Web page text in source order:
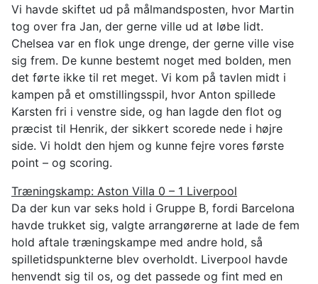
Vi havde skiftet ud på målmandsposten, hvor Martin
tog over fra Jan, der gerne ville ud at løbe lidt.
Chelsea var en flok unge drenge, der gerne ville vise
sig frem. De kunne bestemt noget med bolden, men
det førte ikke til ret meget. Vi kom på tavlen midt i
kampen på et omstillingsspil, hvor Anton spillede
Karsten fri i venstre side, og han lagde den flot og
præcist til Henrik, der sikkert scorede nede i højre
side. Vi holdt den hjem og kunne fejre vores første
point – og scoring.
Træningskamp: Aston Villa 0 – 1 Liverpool
Da der kun var seks hold i Gruppe B, fordi Barcelona
havde trukket sig, valgte arrangørerne at lade de fem
hold aftale træningskampe med andre hold, så
spilletidspunkterne blev overholdt. Liverpool havde
henvendt sig til os, og det passede og fint med en